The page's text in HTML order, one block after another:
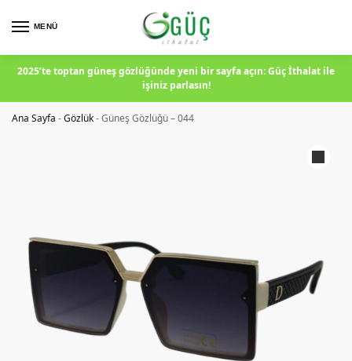
MENÜ
2025’te toptan güneş gözlüğünde yeni bir sayfa açın: Güç İthalat ile
işiniz parlasın!
Ana Sayfa -Gözlük-Güneş Gözlüğü – 044